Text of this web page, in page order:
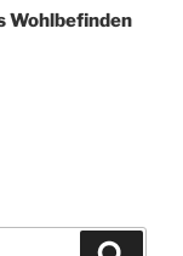
Wohlbefinden